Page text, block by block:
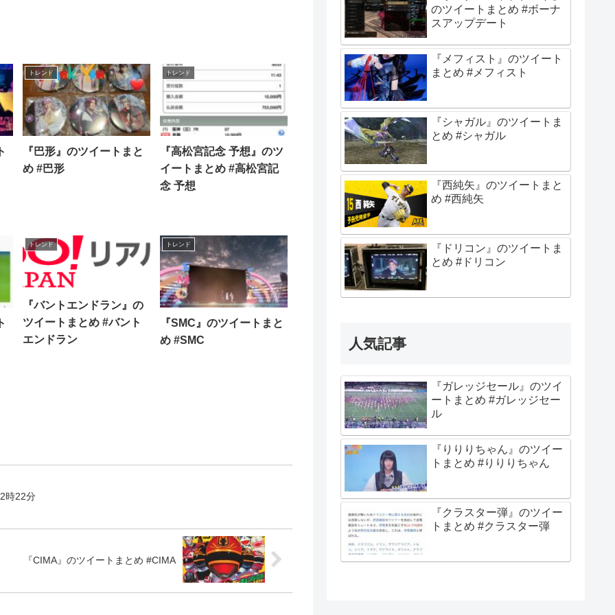
トレンド
『巴形』のツイートまと
め #巴形
トレンド
『高松宮記念 予想』のツ
イートまとめ #高松宮記
念 予想
トレンド
『バントエンドラン』の
ツイートまとめ #バント
エンドラン
トレンド
『SMC』のツイートまと
め #SMC
時22分
『CIMA』のツイートまとめ #CIMA
のツイートまとめ #ボーナ
スアップデート
『メフィスト』のツイート
まとめ #メフィスト
『シャガル』のツイートま
とめ #シャガル
『西純矢』のツイートまと
め #西純矢
『ドリコン』のツイートま
とめ #ドリコン
人気記事
『ガレッジセール』のツイ
ートまとめ #ガレッジセー
ル
『りりりちゃん』のツイー
トまとめ #りりりちゃん
『クラスター弾』のツイー
トまとめ #クラスター弾